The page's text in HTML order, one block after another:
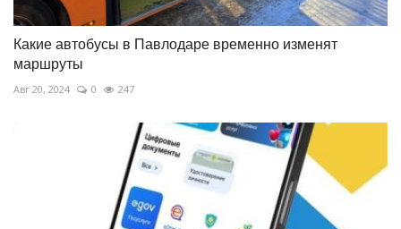
Какие автобусы в Павлодаре временно изменят
маршруты
Авг 20, 2024 0 247